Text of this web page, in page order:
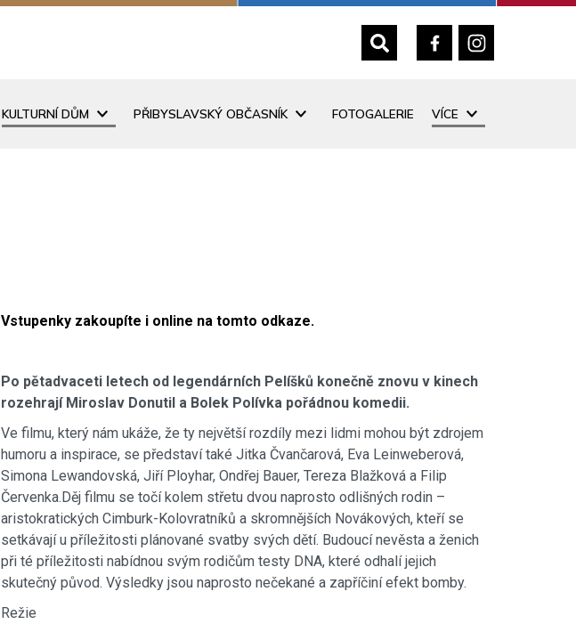
KULTURNÍ DŮM PŘIBYSLAVSKÝ OBČASNÍK FOTOGALERIE VÍCE
Vstupenky zakoupíte i online na tomto odkaze.
Po pětadvaceti letech od legendárních Pelíšků konečně znovu v kinech
rozehrají Miroslav Donutil a Bolek Polívka pořádnou komedii.
Ve filmu, který nám ukáže, že ty největší rozdíly mezi lidmi mohou být zdrojem
humoru a inspirace, se představí také Jitka Čvančarová, Eva Leinweberová,
Simona Lewandovská, Jiří Ployhar, Ondřej Bauer, Tereza Blažková a Filip
Červenka.Děj filmu se točí kolem střetu dvou naprosto odlišných rodin –
aristokratických Cimburk-Kolovratníků a skromnějších Novákových, kteří se
setkávají u příležitosti plánované svatby svých dětí. Budoucí nevěsta a ženich
při té příležitosti nabídnou svým rodičům testy DNA, které odhalí jejich
skutečný původ. Výsledky jsou naprosto nečekané a zapříčiní efekt bomby.
Režie